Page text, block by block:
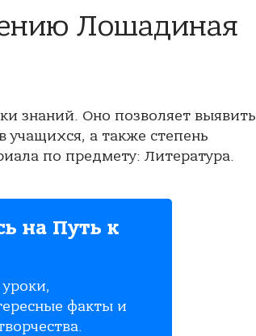
Лошадиная
знаний. Оно позволяет выявить
учащихся, а также степень
по предмету: Литература.
на Путь к
факты и